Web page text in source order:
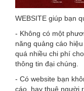
WEBSITE giúp bạn
- Không có một
năng quảng cáo
quá nhiều chi phí
thông tin đại chúng.
- Có website bạn
cáo, hay thuê người